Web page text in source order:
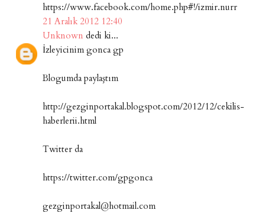
https://www.facebook.com/home.php#!/izmir.nurr
21 Aralık 2012 12:40
Unknown dedi ki...
İzleyicinim gonca gp
Blogumda paylaştım
http://gezginportakal.blogspot.com/2012/12/cekilis-
haberlerii.html
Twitter da
https://twitter.com/gpgonca
gezginportakal@hotmail.com